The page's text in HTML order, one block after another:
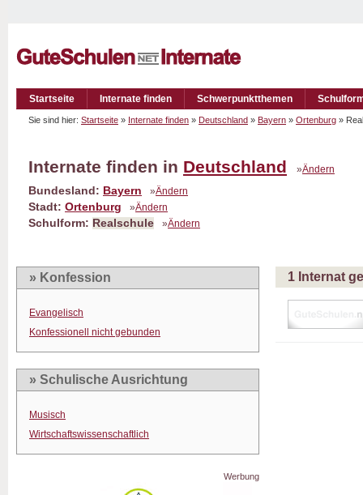
Startseite Internate finden Schwerpunktthemen
Sie sind hier: Startseite » Internate finden » Deutschland » Bayern » Ortenburg »
Internate finden in Deutschland »Ändern
Bundesland: Bayern »Ändern
Stadt: Ortenburg »Ändern
Schulform: Realschule »Ändern
» Konfession
Evangelisch
Konfessionell nicht gebunden
» Schulische Ausrichtung
Musisch
Wirtschaftswissenschaftlich
Werbung
1 Internat